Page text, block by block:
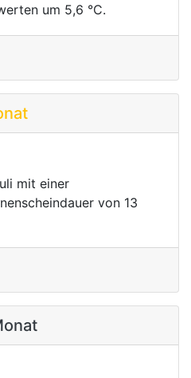
um 5,6 °C.
mit einer
von 13